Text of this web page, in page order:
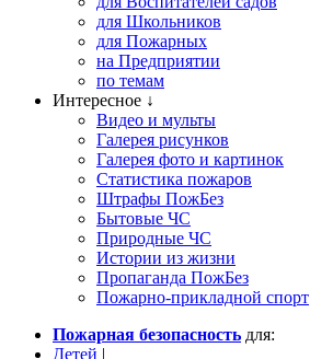
для Школьников
для Пожарных
на Предприятии
по темам
Интересное ↓
Видео и мульты
Галерея рисунков
Галерея фото и картинок
Статистика пожаров
Штрафы ПожБез
Бытовые ЧС
Природные ЧС
Истории из жизни
Пропаганда ПожБез
Пожарно-прикладной спорт
Пожарная безопасность для:
Детей |